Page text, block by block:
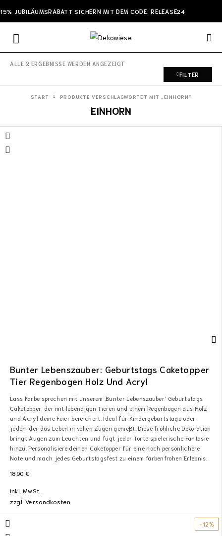
15% JUBILÄUMSRABATT SICHERN MIT DEM CODE: RELEASE24
ALLE 2 ERGEBNISSE WERDEN ANGEZEIGT
FILTER
EINHORN
START PRODUKTE VERSCHLAGWORTET MIT „EINHORN“
Bunter Lebenszauber: Geburtstags Caketopper
Tier Regenbogen Holz Und Acryl
Lass Farbe sprechen mit unserem ‚Bunter Lebenszauber‘ Geburtstags
Caketopper, der mit lebendigen Tieren und einem Regenbogen aus Holz
und Acryl deine Feier bereichert. Ideal für Kindergeburtstage oder
jeden, der das Leben in vollen Zügen genießt. Diese fröhliche Dekoration
bringt Augen zum Leuchten und fügt jeder Torte spielerische Fantasie
hinzu. Personalisiere deinen Caketopper für eine noch persönlichere
Note und mach jedes Geburtstagsfest zu einem farbenfrohen Erlebnis.
18,90 €
inkl. MwSt.
zzgl.Versandkosten
-12%